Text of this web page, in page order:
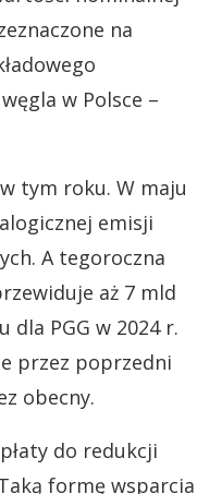
na
w Polsce –
tym roku. W maju
emisji
A tegoroczna
aż 7 mld
dla PGG w 2024 r.
przez poprzedni
obecny.
do redukcji
formę wsparcia